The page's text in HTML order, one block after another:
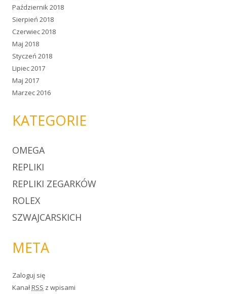
Październik 2018
Sierpień 2018
Czerwiec 2018
Maj 2018
Styczeń 2018
Lipiec 2017
Maj 2017
Marzec 2016
KATEGORIE
OMEGA
REPLIKI
REPLIKI ZEGARKÓW
ROLEX
SZWAJCARSKICH
META
Zaloguj się
KanałRSS z wpisami